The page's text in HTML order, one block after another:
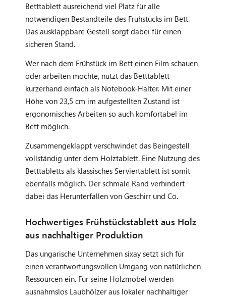
Betttablett ausreichend viel Platz für alle
notwendigen Bestandteile des Frühstücks im Bett.
Das ausklappbare Gestell sorgt dabei für einen
sicheren Stand.
Wer nach dem Frühstück im Bett einen Film schauen
oder arbeiten möchte, nutzt das Betttablett
kurzerhand einfach als Notebook-Halter. Mit einer
Höhe von 23,5 cm im aufgestellten Zustand ist
ergonomisches Arbeiten so auch komfortabel im
Bett möglich.
Zusammengeklappt verschwindet das Beingestell
vollständig unter dem Holztablett. Eine Nutzung des
Betttabletts als klassisches Serviertablett ist somit
ebenfalls möglich. Der schmale Rand verhindert
dabei das Herunterfallen von Geschirr und Co.
Hochwertiges Frühstückstablett aus Holz
aus nachhaltiger Produktion
Das ungarische Unternehmen sixay setzt sich für
einen verantwortungsvollen Umgang von natürlichen
Ressourcen ein. Für seine Holzmöbel werden
ausnahmslos Laubhölzer aus lokaler nachhaltiger